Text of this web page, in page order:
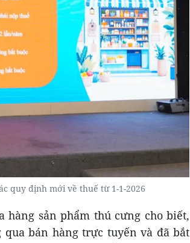
quy định mới về thuế từ 1-1-2026
hàng sản phẩm thú cưng cho biết,
bán hàng trực tuyến và đã bắt